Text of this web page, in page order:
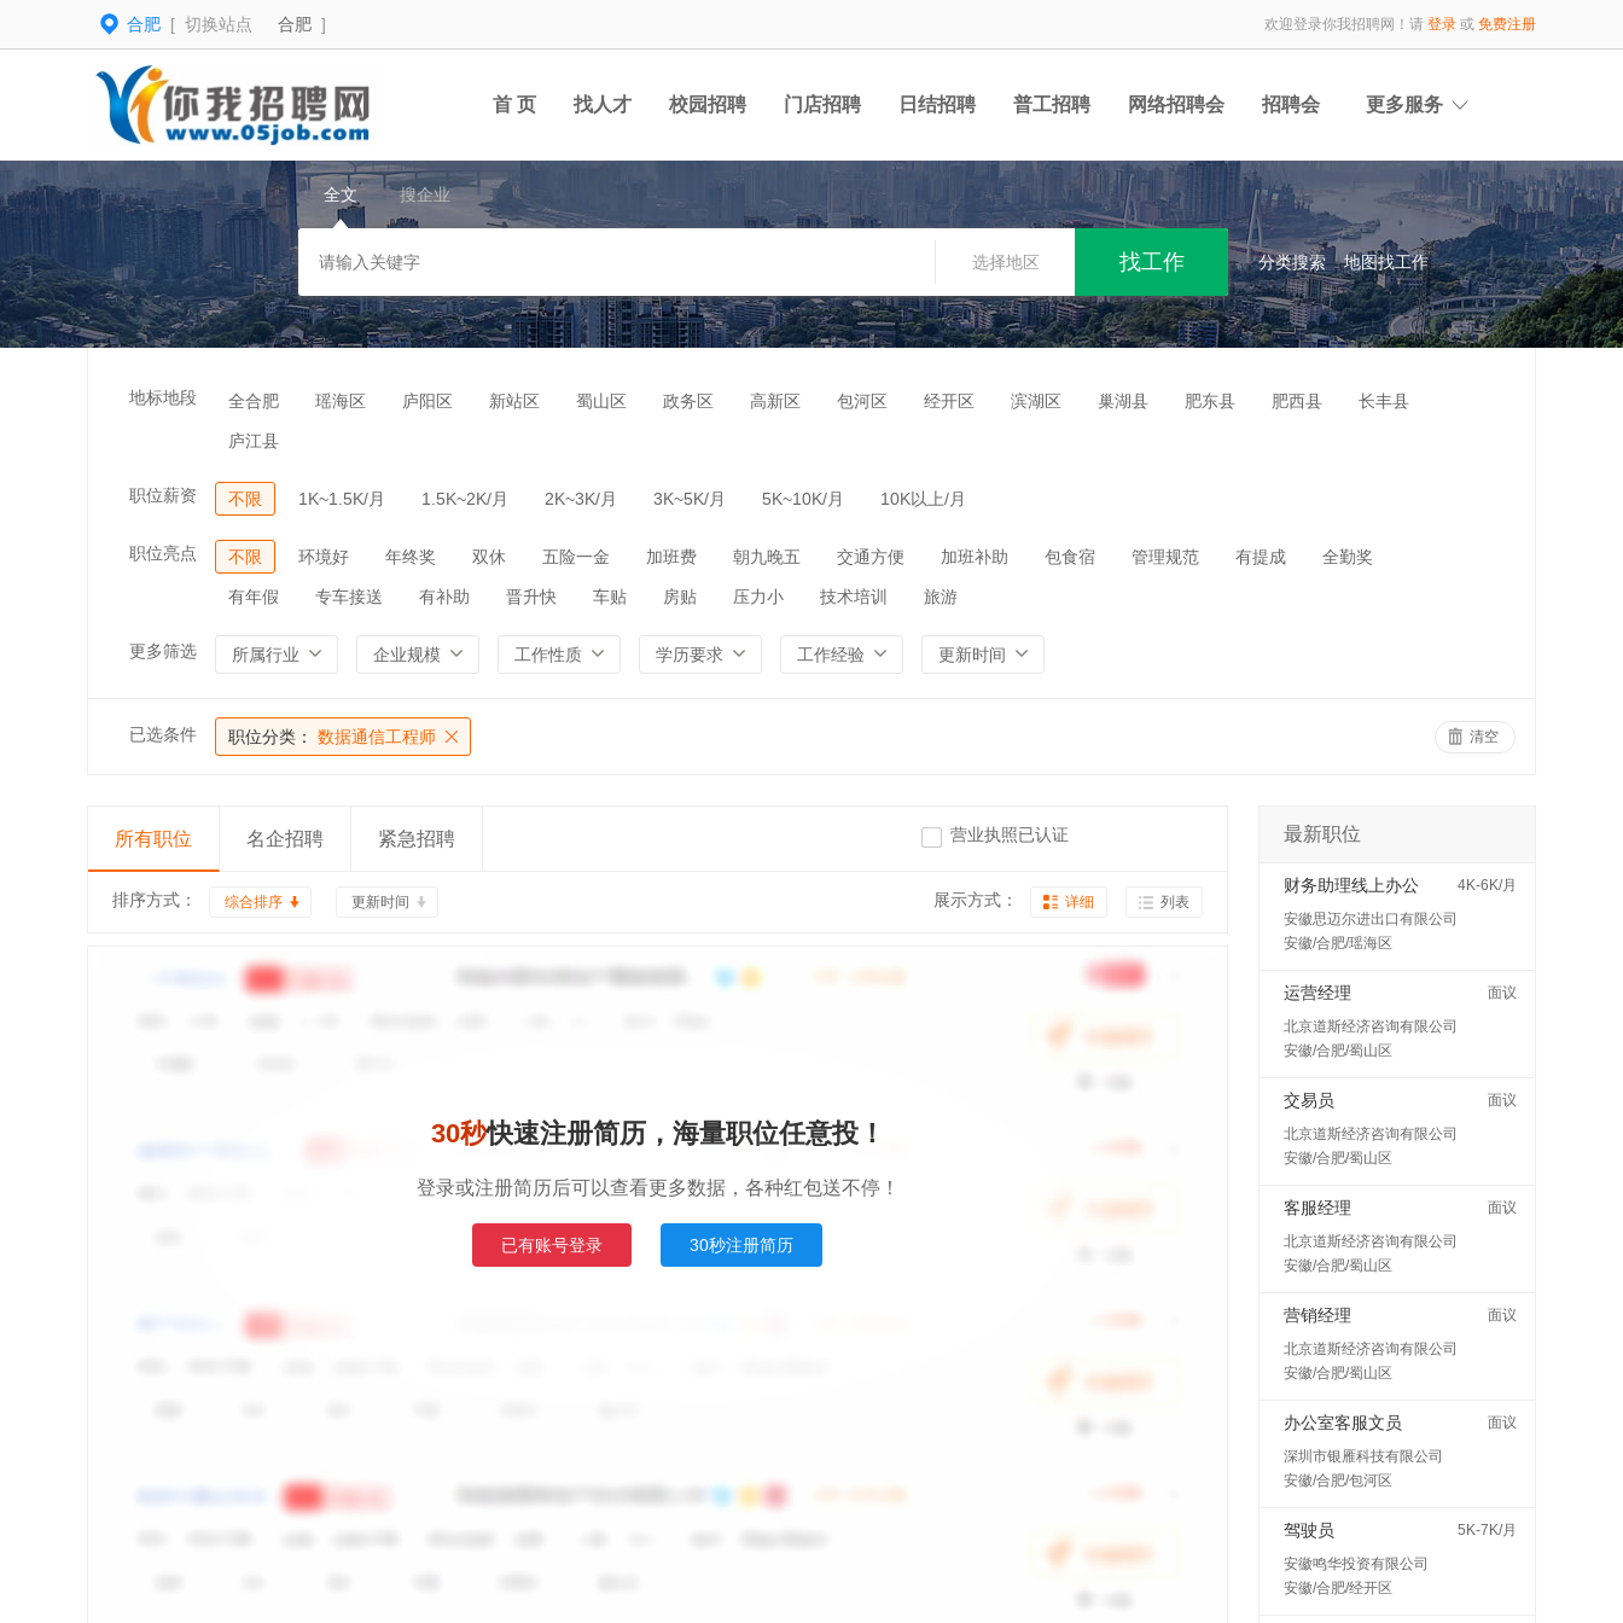
合肥 [ 切换站点 合肥 ] 欢迎登录你我招聘网！请 登录 或 免费注册
首 页 找人才 校园招聘 门店招聘 日结招聘 普工招聘 网络招聘会 招聘会 更多服务
全文 搜企业
选择地区 分类搜索 地图找工作
地标地段 全合肥 瑶海区 庐阳区 新站区 蜀山区 政务区 高新区 包河区 经开区 滨湖区 巢湖县 肥东县 肥西县 长丰县
庐江县
职位薪资 不限 1K~1.5K/月 1.5K~2K/月 2K~3K/月 3K~5K/月 5K~10K/月 10K以上/月
职位亮点 不限 环境好 年终奖 双休 五险一金 加班费 朝九晚五 交通方便 加班补助 包食宿 管理规范 有提成 全勤奖
有年假 专车接送 有补助 晋升快 车贴 房贴 压力小 技术培训 旅游
更多筛选 所属行业 企业规模 工作性质 学历要求 工作经验 更新时间
已选条件 职位分类： 数据通信工程师 清空
所有职位 名企招聘 紧急招聘 营业执照已认证
排序方式： 综合排序 更新时间 展示方式： 详细 列表
30秒快速注册简历，海量职位任意投！
登录或注册简历后可以查看更多数据，各种红包送不停！
已有账号登录 30秒注册简历
最新职位
财务助理线上办公
4K-6K/月
安徽思迈尔进出口有限公司
安徽/合肥/瑶海区
运营经理
面议
北京道斯经济咨询有限公司
安徽/合肥/蜀山区
交易员
面议
北京道斯经济咨询有限公司
安徽/合肥/蜀山区
客服经理
面议
北京道斯经济咨询有限公司
安徽/合肥/蜀山区
营销经理
面议
北京道斯经济咨询有限公司
安徽/合肥/蜀山区
办公室客服文员
面议
深圳市银雁科技有限公司
安徽/合肥/包河区
驾驶员
5K-7K/月
安徽鸣华投资有限公司
安徽/合肥/经开区